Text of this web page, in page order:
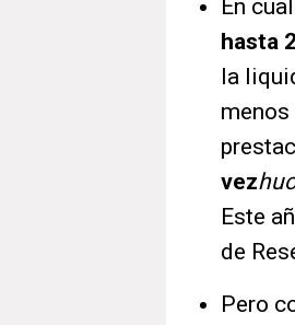
En
hasta
la
vez
Este
de
Pero